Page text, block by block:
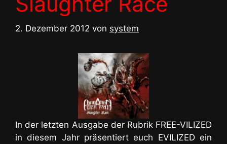
2. Dezember 2012 von system
In der letzten Ausgabe der Rubrik FREE-VILIZED
in diesem Jahr präsentiert euch EVILIZED ein